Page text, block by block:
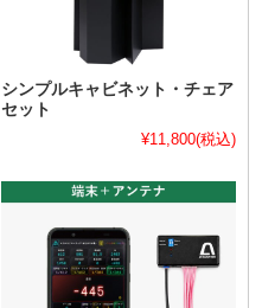
シンプルキャビネット・チェア
セット
¥11,800(税込)